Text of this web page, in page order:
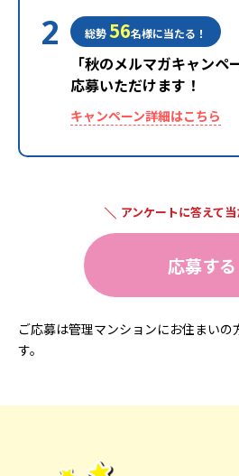
2 総勢56名様に当たる！
「秋のメルマガキャン
応募いただけます！
キャンペーン詳細はこちら
アンケートに答えて当
応募する
ご応募は管理マンションにお住まいの
す。